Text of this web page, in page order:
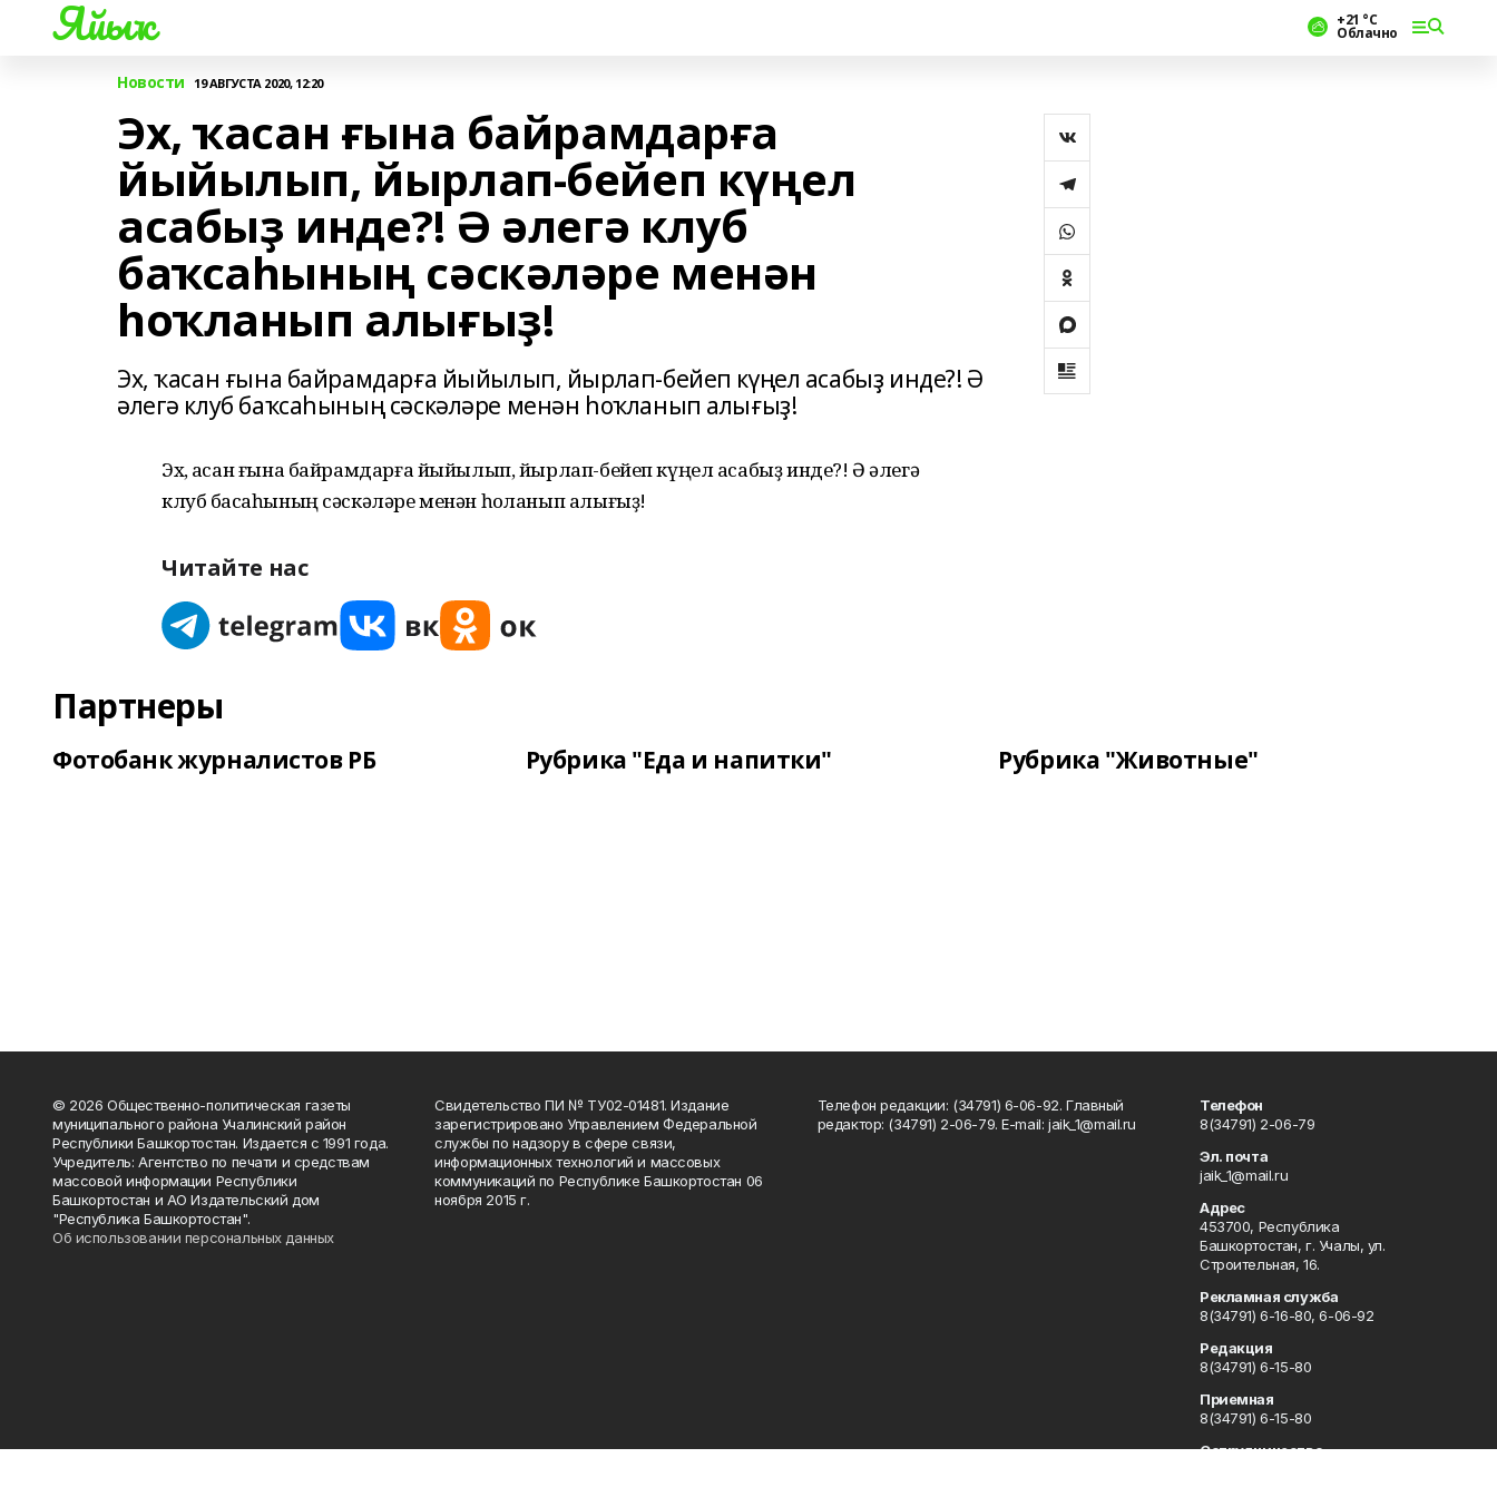
Яйыҡ +21 °С
Облачно
Новости 19 АВГУСТА 2020, 12:20
Эх, ҡасан ғына байрамдарға
йыйылып, йырлап-бейеп күңел
асабыҙ инде?! Ә әлегә клуб
баҡсаһының сәскәләре менән
һоҡланып алығыҙ!
Эх, ҡасан ғына байрамдарға йыйылып, йырлап-бейеп күңел асабыҙ инде?! Ә
әлегә клуб баҡсаһының сәскәләре менән һоҡланып алығыҙ!
Эх, ҡасан ғына байрамдарға йыйылып, йырлап-бейеп күңел асабыҙ инде?! Ә әлегә
клуб баҡсаһының сәскәләре менән һоҡланып алығыҙ!
Читайте нас
Партнеры
Фотобанк журналистов РБ Рубрика "Еда и напитки" Рубрика "Животные"
© 2026 Общественно-политическая газеты
муниципального района Учалинский район
Республики Башкортостан. Издается с 1991 года.
Учредитель: Агентство по печати и средствам
массовой информации Республики
Башкортостан и АО Издательский дом
"Республика Башкортостан".
Об использовании персональных данных
Свидетельство ПИ № ТУ02-01481. Издание
зарегистрировано Управлением Федеральной
службы по надзору в сфере связи,
информационных технологий и массовых
коммуникаций по Республике Башкортостан 06
ноября 2015 г.
Телефон редакции: (34791) 6-06-92. Главный
редактор: (34791) 2-06-79. Е-mаil: jaik_1@mail.ru
Телефон
8(34791) 2-06-79
Эл. почта
jaik_1@mail.ru
Адрес
453700, Республика
Башкортостан, г. Учалы, ул.
Строительная, 16.
Рекламная служба
8(34791) 6-16-80, 6-06-92
Редакция
8(34791) 6-15-80
Приемная
8(34791) 6-15-80
Сотрудничество